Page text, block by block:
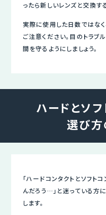
ったら新しいレンズと交換す
実際に使用した日数ではなく
ご注意ください。目のトラブ
間を守るようにしましょう。
ハードとソ
選び方
「ハードコンタクトとソフト
んだろう…」と迷っている方
します。